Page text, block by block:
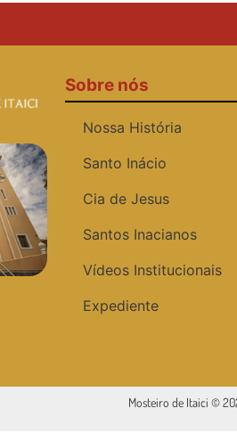
Sobre nós
Nossa História
Santo Inácio
Cia de Jesus
Santos Inacianos
Vídeos Institucionais
Expediente
Mosteiro de Itaici ©